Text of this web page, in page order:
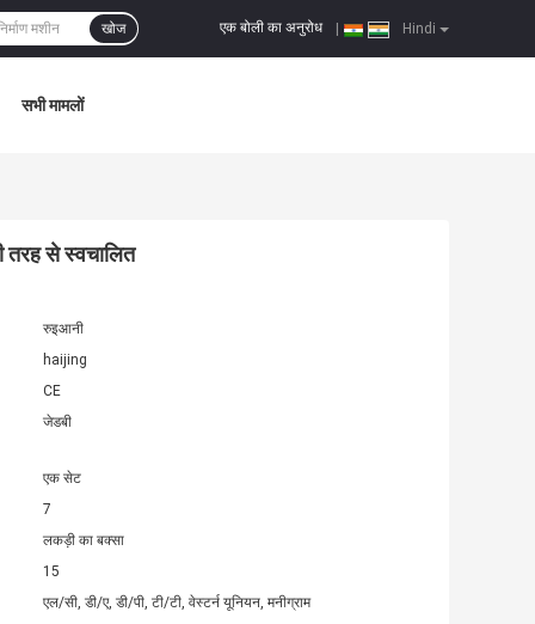
Hindi
एक बोली का अनुरोध
खोज
सभी मामलों
तरह से स्वचालित
रुइआनी
haijing
CE
जेडबी
एक सेट
7
लकड़ी का बक्सा
15
एल/सी, डी/ए, डी/पी, टी/टी, वेस्टर्न यूनियन, मनीग्राम